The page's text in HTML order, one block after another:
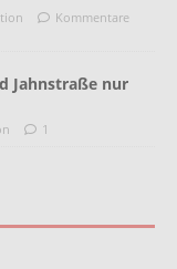
Kommentare
Jahnstraße nur
1